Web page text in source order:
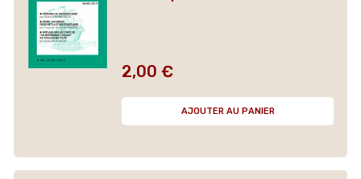
Prix
2,00 €
AJOUTER AU PANIER